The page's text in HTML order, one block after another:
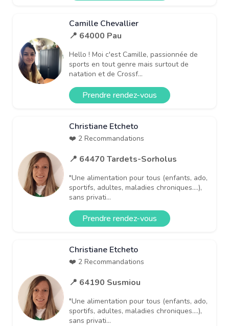
Camille Chevallier
📍 64000 Pau
Hello ! Moi c'est Camille, passionnée de
sports en tout genre mais surtout de
natation et de Crossf...
Prendre rendez-vous
Christiane Etcheto
❤️ 2 Recommandations
📍 64470 Tardets-Sorholus
"Une alimentation pour tous (enfants, ado,
sportifs, adultes, maladies chroniques....),
sans privati...
Prendre rendez-vous
Christiane Etcheto
❤️ 2 Recommandations
📍 64190 Susmiou
"Une alimentation pour tous (enfants, ado,
sportifs, adultes, maladies chroniques....),
sans privati...